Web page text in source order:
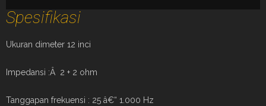
Spesifikasi
Ukuran dimeter 12 inci
Impedansi :Â 2 + 2 ohm
Tanggapan frekuensi : 25 â€“ 1.000 Hz